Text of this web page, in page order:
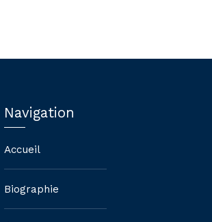
Navigation
Accueil
Biographie